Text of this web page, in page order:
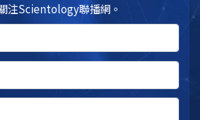
注Scientology聯播網。